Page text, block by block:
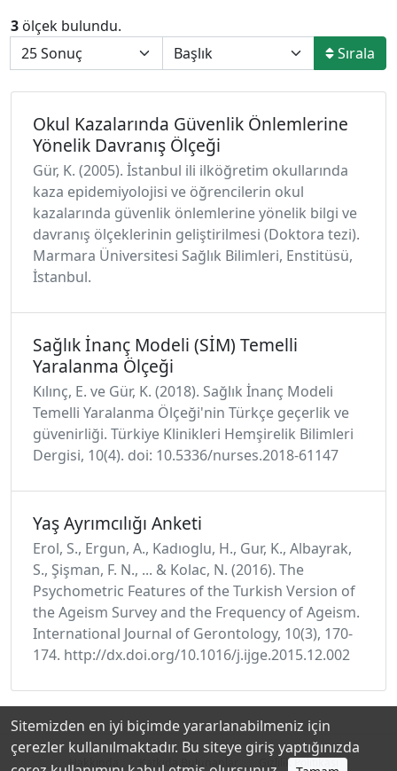
3 ölçek bulundu.
Sırala
Okul Kazalarında Güvenlik Önlemlerine
Yönelik Davranış Ölçeği
Gür, K. (2005). İstanbul ili ilköğretim okullarında
kaza epidemiyolojisi ve öğrencilerin okul
kazalarında güvenlik önlemlerine yönelik bilgi ve
davranış ölçeklerinin geliştirilmesi (Doktora tezi).
Marmara Üniversitesi Sağlık Bilimleri, Enstitüsü,
İstanbul.
Sağlık İnanç Modeli (SİM) Temelli
Yaralanma Ölçeği
Kılınç, E. ve Gür, K. (2018). Sağlık İnanç Modeli
Temelli Yaralanma Ölçeği'nin Türkçe geçerlik ve
güvenirliği. Türkiye Klinikleri Hemşirelik Bilimleri
Dergisi, 10(4). doi: 10.5336/nurses.2018-61147
Yaş Ayrımcılığı Anketi
Erol, S., Ergun, A., Kadıoglu, H., Gur, K., Albayrak,
S., Şişman, F. N., ... & Kolac, N. (2016). The
Psychometric Features of the Turkish Version of
the Ageism Survey and the Frequency of Ageism.
International Journal of Gerontology, 10(3), 170-
174. http://dx.doi.org/10.1016/j.ijge.2015.12.002
Hakkında Katkıda Bulunanlar Gizlilik Politikası
Sitemizden en iyi biçimde yararlanabilmeniz için
çerezler kullanılmaktadır. Bu siteye giriş yaptığınızda